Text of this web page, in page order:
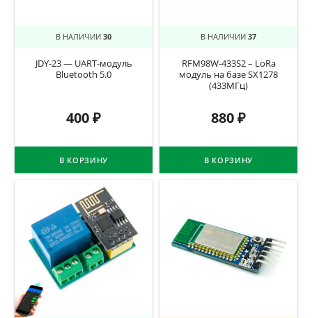
В НАЛИЧИИ 30
JDY-23 — UART-модуль
Bluetooth 5.0
400₽
В КОРЗИНУ
В НАЛИЧИИ 37
RFM98W-433S2 – LoRa
модуль на базе SX1278
(433МГц)
880₽
В КОРЗИНУ